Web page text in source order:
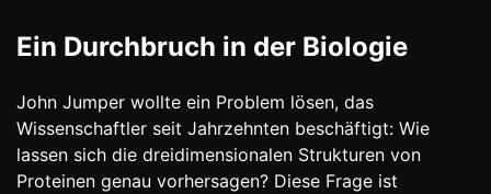
Ein Durchbruch in der Biologie
John Jumper wollte ein Problem lösen, das
Wissenschaftler seit Jahrzehnten beschäftigt: Wie
lassen sich die dreidimensionalen Strukturen von
Proteinen genau vorhersagen? Diese Frage ist